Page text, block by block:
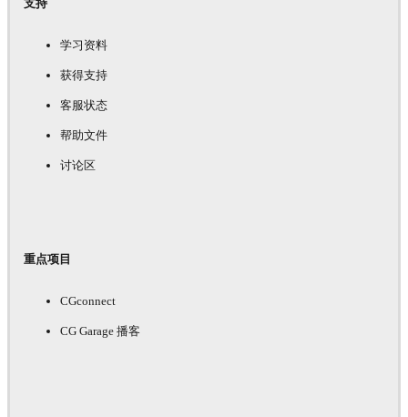
支持
学习资料
获得支持
客服状态
帮助文件
讨论区
重点项目
CGconnect
CG Garage 播客